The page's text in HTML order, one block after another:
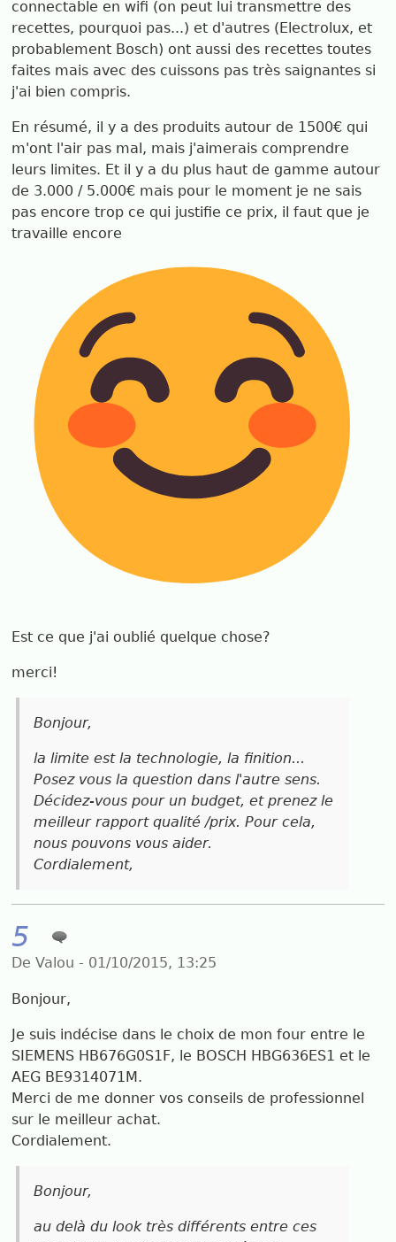
connectable en wifi (on peut lui transmettre des
recettes, pourquoi pas...) et d'autres (Electrolux, et
probablement Bosch) ont aussi des recettes toutes
faites mais avec des cuissons pas très saignantes si
j'ai bien compris.
En résumé, il y a des produits autour de 1500€ qui
m'ont l'air pas mal, mais j'aimerais comprendre
leurs limites. Et il y a du plus haut de gamme autour
de 3.000 / 5.000€ mais pour le moment je ne sais
pas encore trop ce qui justifie ce prix, il faut que je
travaille encore
Est ce que j'ai oublié quelque chose?
merci!
Bonjour,
la limite est la technologie, la finition...
Posez vous la question dans l'autre sens.
Décidez-vous pour un budget, et prenez le
meilleur rapport qualité /prix. Pour cela,
nous pouvons vous aider.
Cordialement,
5
De Valou - 01/10/2015, 13:25
Bonjour,
Je suis indécise dans le choix de mon four entre le
SIEMENS HB676G0S1F, le BOSCH HBG636ES1 et le
AEG BE9314071M.
Merci de me donner vos conseils de professionnel
sur le meilleur achat.
Cordialement.
Bonjour,
au delà du look très différents entre ces